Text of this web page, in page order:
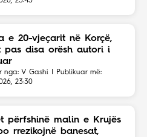
e 20-vjeçarit në Korçë,
pas disa orësh autori i
nga: V Gashi | Publikuar më:
23:30
përfshinë malin e Krujës
rrezikojnë banesat,